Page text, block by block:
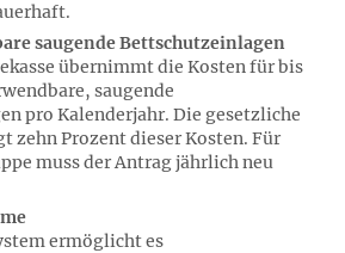
saugende Bettschutzeinlagen
übernimmt die Kosten für bis
saugende
pro Kalenderjahr. Die gesetzliche
zehn Prozent dieser Kosten. Für
muss der Antrag jährlich neu
ermöglicht es